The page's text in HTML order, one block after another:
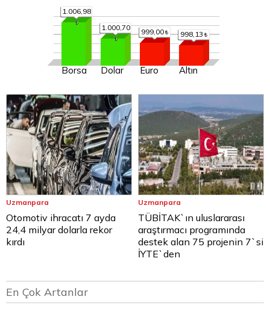
1.006,98
Borsa
1.000,70
Dolar
999,00
Euro
998,13
Altın
Uzmanpara
Otomotiv ihracatı 7 ayda
24,4 milyar dolarla rekor
kırdı
Uzmanpara
TÜBİTAK`ın uluslararası
araştırmacı programında
destek alan 75 projenin 7`si
İYTE`den
En Çok Artanlar